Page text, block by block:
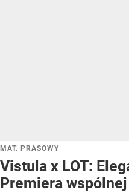
MAT. PRASOWY
Vistula x LOT:
Premiera